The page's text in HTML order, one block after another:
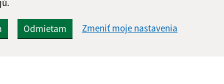
Odmietam Zmeniť moje nastavenia